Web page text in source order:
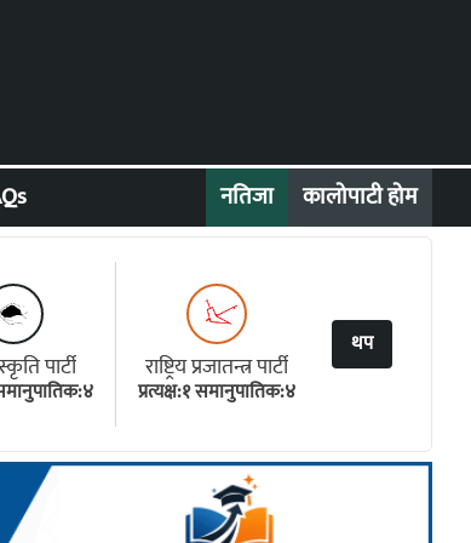
नतिजा कालोपाटी होम
पार्टी राष्ट्रिय प्रजातन्त्र पार्टी
प्रत्यक्ष:१ समानुपातिक:४
थप